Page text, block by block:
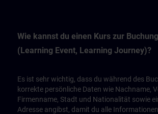
Wie kannst du einen Kurs zur
(Learning Event, Learning Journey)?
Es ist sehr wichtig, dass du während des
korrekte persönliche Daten wie Nachname,
Firmenname, Stadt und Nationalität sowie
Adresse angibst, damit du alle